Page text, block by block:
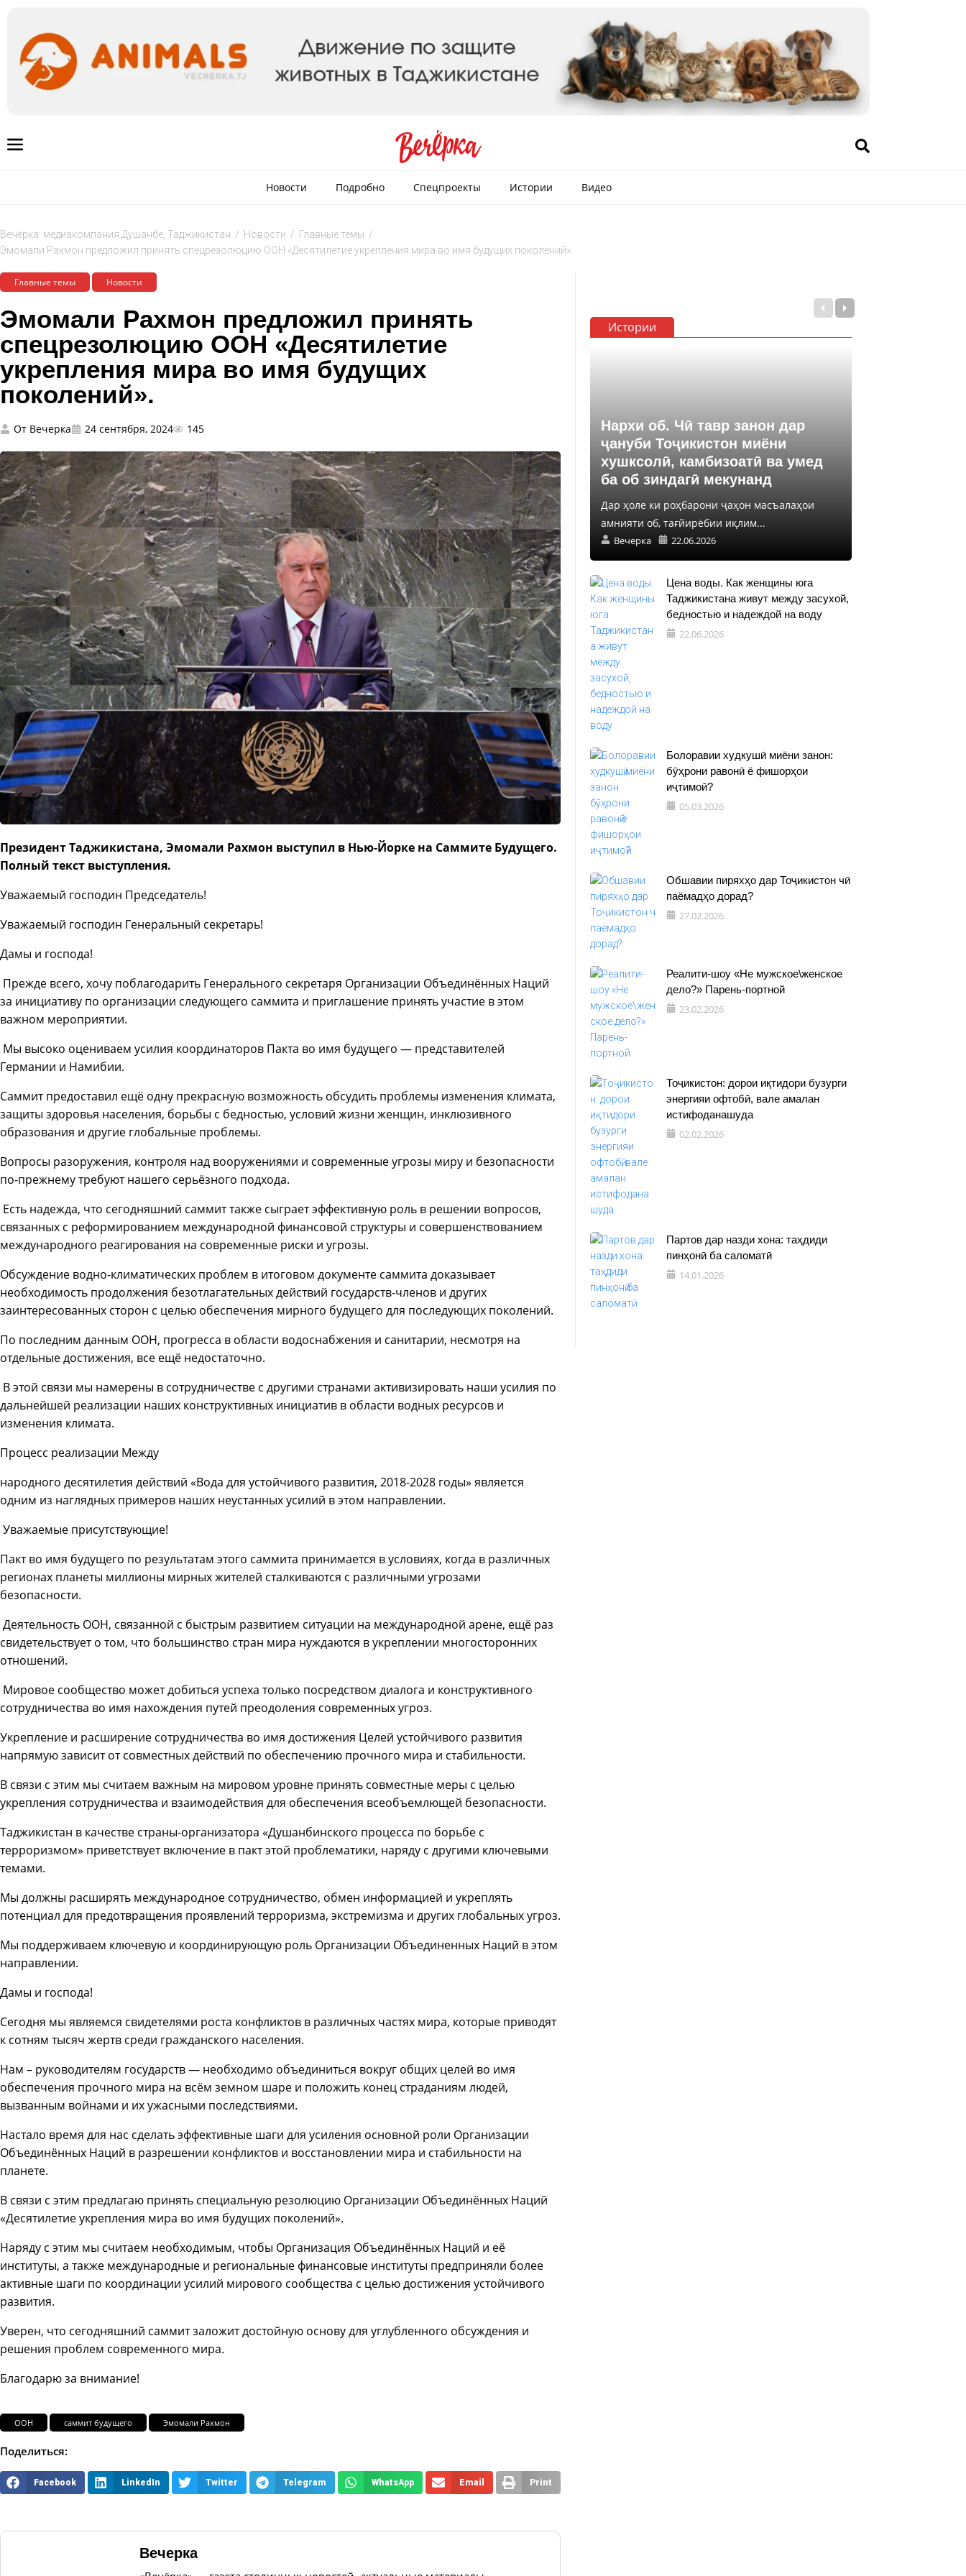
Новости Подробно Спецпроекты Истории Видео
Вечёрка: медиакомпания Душанбе, Таджикистан / Новости / Главные темы /
Эмомали Рахмон предложил принять спецрезолюцию ООН «Десятилетие укрепления мира во имя будущих поколений».
Главные темы Новости
Эмомали Рахмон предложил принять
спецрезолюцию ООН «Десятилетие
укрепления мира во имя будущих
поколений».
От Вечерка 24 сентября, 2024 145
Президент Таджикистана, Эмомали Рахмон выступил в Нью-Йорке на Саммите Будущего.
Полный текст выступления.
Уважаемый господин Председатель!
Уважаемый господин Генеральный секретарь!
Дамы и господа!
Прежде всего, хочу поблагодарить Генерального секретаря Организации Объединённых Наций
за инициативу по организации следующего саммита и приглашение принять участие в этом
важном мероприятии.
Мы высоко оцениваем усилия координаторов Пакта во имя будущего — представителей
Германии и Намибии.
Саммит предоставил ещё одну прекрасную возможность обсудить проблемы изменения климата,
защиты здоровья населения, борьбы с бедностью, условий жизни женщин, инклюзивного
образования и другие глобальные проблемы.
Вопросы разоружения, контроля над вооружениями и современные угрозы миру и безопасности
по-прежнему требуют нашего серьёзного подхода.
Есть надежда, что сегодняшний саммит также сыграет эффективную роль в решении вопросов,
связанных с реформированием международной финансовой структуры и совершенствованием
международного реагирования на современные риски и угрозы.
Обсуждение водно-климатических проблем в итоговом документе саммита доказывает
необходимость продолжения безотлагательных действий государств-членов и других
заинтересованных сторон с целью обеспечения мирного будущего для последующих поколений.
По последним данным ООН, прогресса в области водоснабжения и санитарии, несмотря на
отдельные достижения, все ещё недостаточно.
В этой связи мы намерены в сотрудничестве с другими странами активизировать наши усилия по
дальнейшей реализации наших конструктивных инициатив в области водных ресурсов и
изменения климата.
Процесс реализации Между
народного десятилетия действий «Вода для устойчивого развития, 2018-2028 годы» является
одним из наглядных примеров наших неустанных усилий в этом направлении.
Уважаемые присутствующие!
Пакт во имя будущего по результатам этого саммита принимается в условиях, когда в различных
регионах планеты миллионы мирных жителей сталкиваются с различными угрозами
безопасности.
Деятельность ООН, связанной с быстрым развитием ситуации на международной арене, ещё раз
свидетельствует о том, что большинство стран мира нуждаются в укреплении многосторонних
отношений.
Мировое сообщество может добиться успеха только посредством диалога и конструктивного
сотрудничества во имя нахождения путей преодоления современных угроз.
Укрепление и расширение сотрудничества во имя достижения Целей устойчивого развития
напрямую зависит от совместных действий по обеспечению прочного мира и стабильности.
В связи с этим мы считаем важным на мировом уровне принять совместные меры с целью
укрепления сотрудничества и взаимодействия для обеспечения всеобъемлющей безопасности.
Таджикистан в качестве страны-организатора «Душанбинского процесса по борьбе с
терроризмом» приветствует включение в пакт этой проблематики, наряду с другими ключевыми
темами.
Мы должны расширять международное сотрудничество, обмен информацией и укреплять
потенциал для предотвращения проявлений терроризма, экстремизма и других глобальных угроз.
Мы поддерживаем ключевую и координирующую роль Организации Объединенных Наций в этом
направлении.
Дамы и господа!
Сегодня мы являемся свидетелями роста конфликтов в различных частях мира, которые приводят
к сотням тысяч жертв среди гражданского населения.
Нам – руководителям государств — необходимо объединиться вокруг общих целей во имя
обеспечения прочного мира на всём земном шаре и положить конец страданиям людей,
вызванным войнами и их ужасными последствиями.
Настало время для нас сделать эффективные шаги для усиления основной роли Организации
Объединённых Наций в разрешении конфликтов и восстановлении мира и стабильности на
планете.
В связи с этим предлагаю принять специальную резолюцию Организации Объединённых Наций
«Десятилетие укрепления мира во имя будущих поколений».
Наряду с этим мы считаем необходимым, чтобы Организация Объединённых Наций и её
институты, а также международные и региональные финансовые институты предприняли более
активные шаги по координации усилий мирового сообщества с целью достижения устойчивого
развития.
Уверен, что сегодняшний саммит заложит достойную основу для углубленного обсуждения и
решения проблем современного мира.
Благодарю за внимание!
ООН саммит будущего Эмомали Рахмон
Поделиться:
Facebook LinkedIn Twitter Telegram WhatsApp Email Print
Вечерка
Истории
Нархи об. Чӣ тавр занон дар
ҷануби Тоҷикистон миёни
хушксолӣ, камбизоатӣ ва умед
ба об зиндагӣ мекунанд
Дар ҳоле ки роҳбарони ҷаҳон масъалаҳои
амнияти об, тағйирёбии иқлим...
Вечерка 22.06.2026
Цена воды. Как женщины юга
Таджикистана живут между засухой,
бедностью и надеждой на воду
22.06.2026
Болоравии худкушӣ миёни занон:
бӯҳрони равонӣ ё фишорҳои
иҷтимоӣ?
05.03.2026
Обшавии пиряхҳо дар Тоҷикистон чӣ
паёмадҳо дорад?
27.02.2026
Реалити-шоу «Не мужское\женское
дело?» Парень-портной
23.02.2026
Тоҷикистон: дорои иқтидори бузурги
энергияи офтобӣ, вале амалан
истифоданашуда
02.02.2026
Партов дар назди хона: таҳдиди
пинҳонӣ ба саломатӣ
14.01.2026